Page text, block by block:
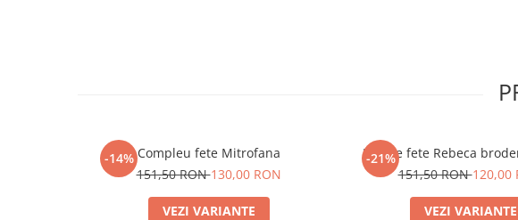
-14% Compleu fete Mitrofana
151,50 RON130,00 RON
VEZI VARIANTE
-21%
Rochie fete Rebeca
151,50 RON120,00
VEZI VARIANTE